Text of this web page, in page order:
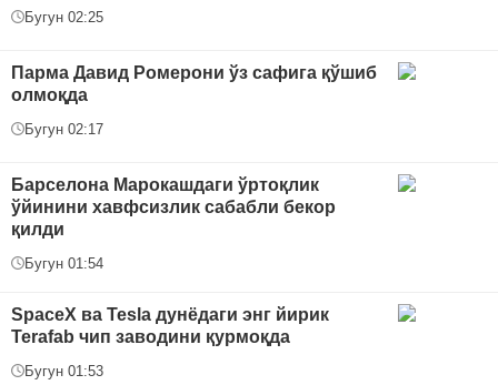
Бугун 02:25
Парма Давид Ромерони ўз сафига қўшиб
олмоқда
Бугун 02:17
Барселона Марокашдаги ўртоқлик
ўйинини хавфсизлик сабабли бекор
қилди
Бугун 01:54
SpaceX ва Tesla дунёдаги энг йирик
Terafab чип заводини қурмоқда
Бугун 01:53